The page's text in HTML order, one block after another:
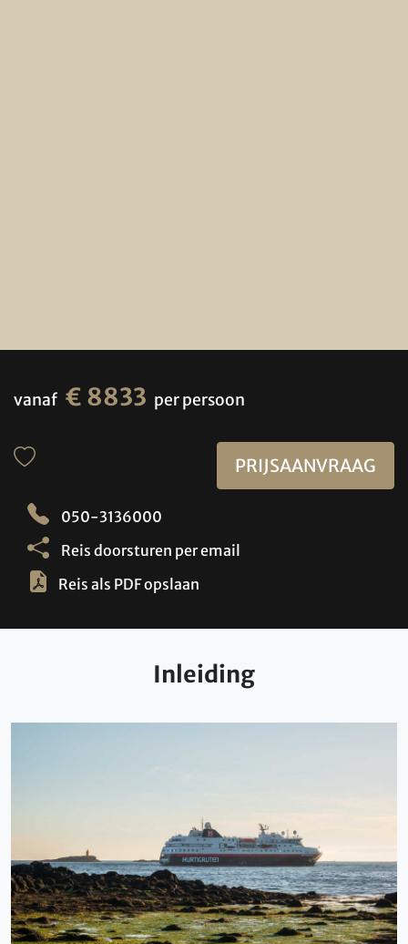
vanaf € 8833 per persoon
PRIJSAANVRAAG
050-3136000
Reis doorsturen per email
Reis als PDF opslaan
Inleiding